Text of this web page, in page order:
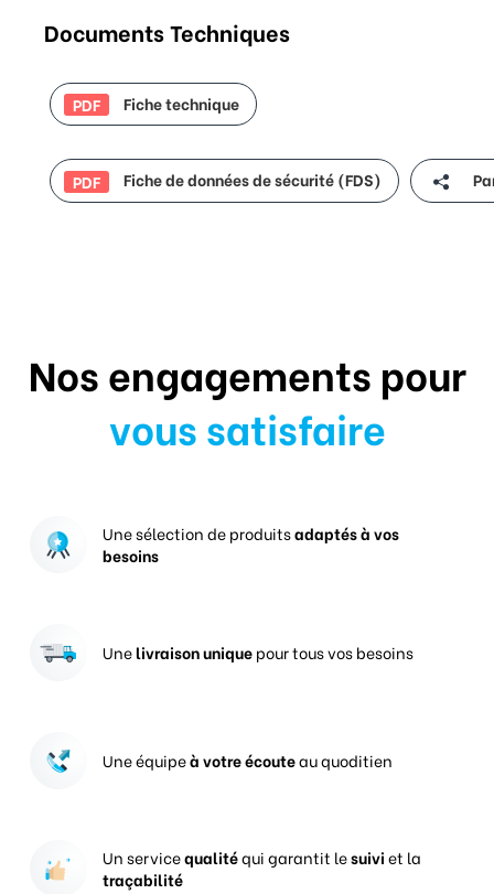
Documents Techniques
PDF Fiche technique
PDF Fiche de données de sécurité (FDS)
Nos engagements pour
vous satisfaire
Une sélection de produitsadaptés à vos
besoins
Unelivraison uniquepour tous vos besoins
Une équipeà votre écouteau quoditien
Un servicequalitéqui garantit lesuiviet la
traçabilité